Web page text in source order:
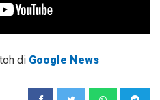
di Google News